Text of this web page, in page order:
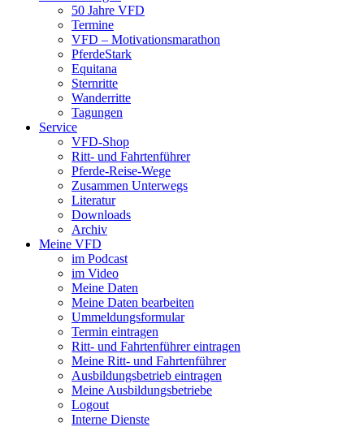
50 Jahre VFD
Termine
VFD – Motivationsmarathon
PferdeStark
Equitana
Sternritte
Wanderritte
Tagungen
Service
VFD-Shop
Ritt- und Fahrtenführer
Pferde-Reise-Wege
Zusammen Unterwegs
Literatur
Downloads
Archiv
Meine VFD
im Podcast
im Video
Meine Daten
Meine Daten bearbeiten
Ummeldungsformular
Termin eintragen
Ritt- und Fahrtenführer eintragen
Meine Ritt- und Fahrtenführer
Ausbildungsbetrieb eintragen
Meine Ausbildungsbetriebe
Logout
Interne Dienste